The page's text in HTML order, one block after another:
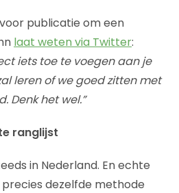
publicatie om een
laat weten via Twitter:
iets toe te voegen aan je
leren of we goed zitten met
Denk het wel.”
ranglijst
in Nederland. En echte
dezelfde methode